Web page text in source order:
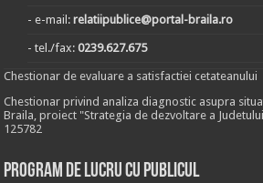
- e-mail:relatiipublice@portal-braila.ro
- tel./fax:0239.627.675
Chestionar de evaluare a satisfactiei cetateanului
Chestionar privind analiza diagnostic asupra
Braila, proiect "Strategia de dezvoltare a
125782
Program de lucru cu publicul